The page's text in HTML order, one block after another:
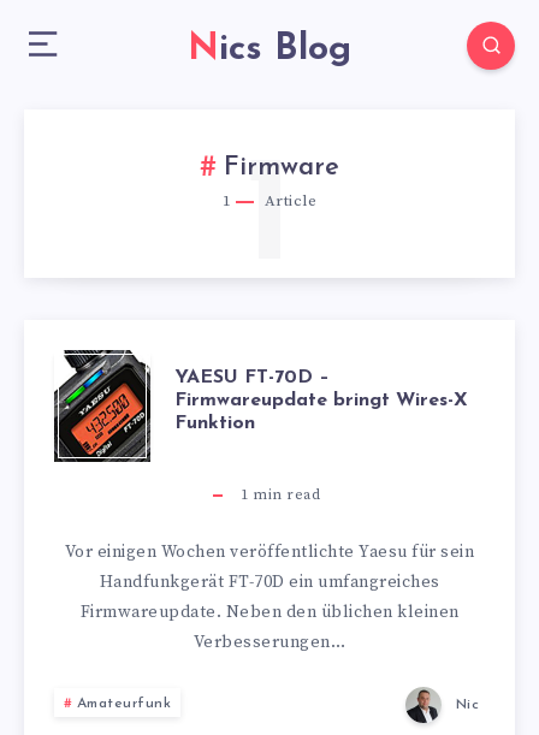
Nics Blog
Firmware
1 Article
1
YAESU
FT-
–
YAESU FT-70D –
Firmwareupdate bringt Wires-X
Funktion
1 min read
Vor einigen Wochen veröffentlichte Yaesu für sein
Handfunkgerät FT-70D ein umfangreiches
Firmwareupdate. Neben den üblichen kleinen
Verbesserungen…
Amateurfunk Nic